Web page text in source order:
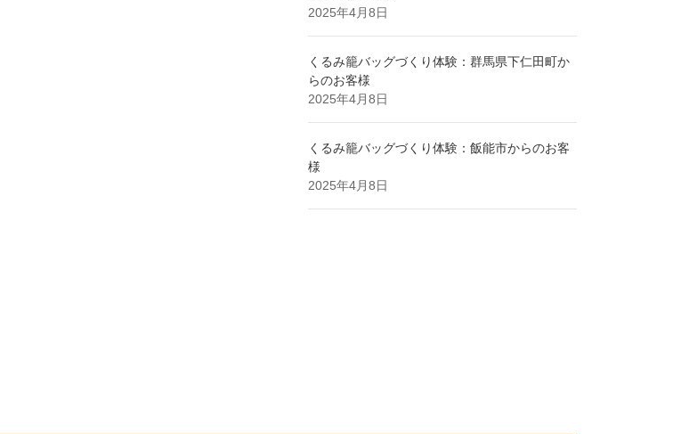
2025年4月8日
くるみ籠バッグづくり体験：群馬県下仁田町か
らのお客様
2025年4月8日
くるみ籠バッグづくり体験：飯能市からのお客
様
2025年4月8日